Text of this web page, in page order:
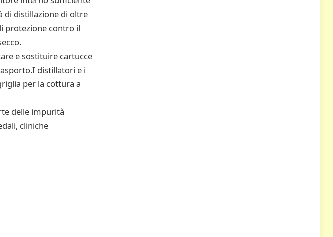
di distillazione di oltre
protezione contro il
e sostituire cartucce
distillatori e i
per la cottura a
delle impurità
cliniche